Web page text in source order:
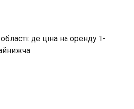
де ціна на оренду 1-